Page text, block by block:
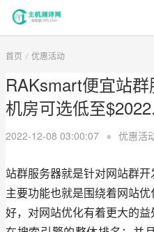
首页 优惠活动
RAKsmart便宜站
机房可选低至
2022-12-08 03:00:07 ● 优惠活
站群服务器就是针对网站群
主要功能也就是围绕着网站
好，对网站优化有着更大的